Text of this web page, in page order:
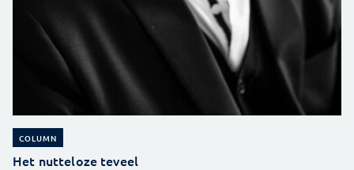
COLUMN
Het nutteloze teveel